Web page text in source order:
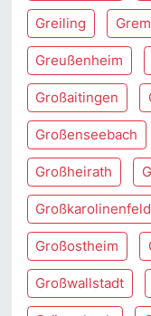
Greiling
Greußenheim
Großaitingen
Großenseebach
Großheirath
Großkarolinenfeld
Großostheim
Großwallstadt